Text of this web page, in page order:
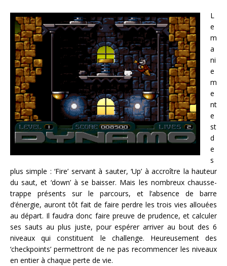
L
e
m
a
ni
e
m
e
nt
e
st
d
e
s
plus simple : ‘Fire’ servant à sauter, ‘Up’ à accroître la hauteur
du saut, et ‘down’ à se baisser. Mais les nombreux chausse-
trappe présents sur le parcours, et l’absence de barre
d’énergie, auront tôt fait de faire perdre les trois vies allouées
au départ. Il faudra donc faire preuve de prudence, et calculer
ses sauts au plus juste, pour espérer arriver au bout des 6
niveaux qui constituent le challenge. Heureusement des
‘checkpoints’ permettront de ne pas recommencer les niveaux
en entier à chaque perte de vie.